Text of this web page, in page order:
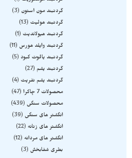
گردنبند مون استون
3
گردنبند هولیت
13
گردنبند هیولاندیت
1
گردنبند وایلد هورس
11
گردنبند یاقوت کبود
5
گردنبند یشم
27
گردنبند یشم نفریت
4
محصولات 7 چاکرا
47
محصولات سنگی
439
انگشتر های سنگی
39
انگشتر های زنانه
22
انگشتر های مردانه
12
بطری شفابخش
3